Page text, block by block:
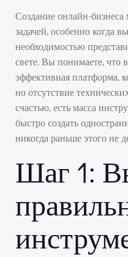
Создание онлайн-
задачей, особенно когда
необходимостью
свете. Вы понимаете, что
эффективная платформа,
но отсутствие
счастью, есть масса
быстро создать
никогда раньше этого не
Шаг 1: